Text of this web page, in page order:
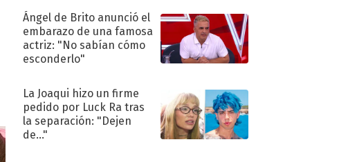
Ángel de Brito anunció el
embarazo de una famosa
actriz: "No sabían cómo
esconderlo"
La Joaqui hizo un firme
pedido por Luck Ra tras
la separación: "Dejen
de..."